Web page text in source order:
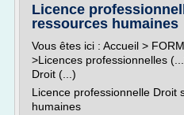
Licence
ressources humaines
Vous êtes ici : Accueil >
>Licences professionnelles
Droit (...)
Licence professionnelle Droit
humaines